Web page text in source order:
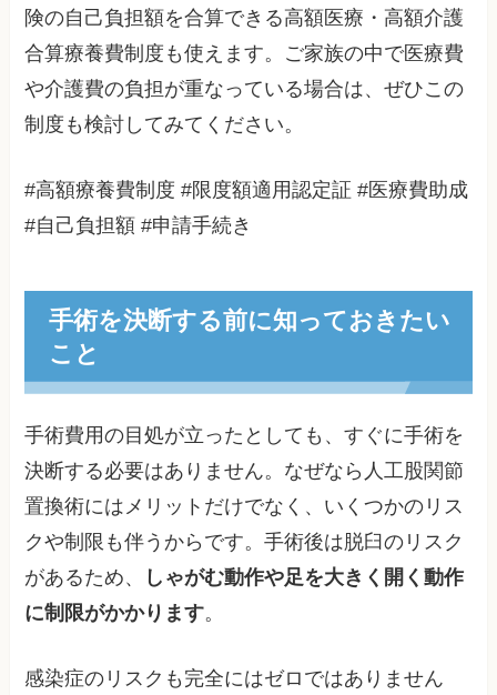
険の自己負担額を合算できる高額医療・高額介護
合算療養費制度も使えます。ご家族の中で医療費
や介護費の負担が重なっている場合は、ぜひこの
制度も検討してみてください。
#高額療養費制度 #限度額適用認定証 #医療費助成
#自己負担額 #申請手続き
手術を決断する前に知っておきたい
こと
手術費用の目処が立ったとしても、すぐに手術を
決断する必要はありません。なぜなら人工股関節
置換術にはメリットだけでなく、いくつかのリス
クや制限も伴うからです。手術後は脱臼のリスク
があるため、
しゃがむ動作や足を大きく開く動作
に制限がかかります。
感染症のリスクも完全にはゼロではありません